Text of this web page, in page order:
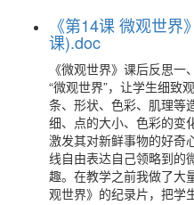
《第14课 微观世
课).doc
《微观世界》课后反思
“微观世界”，让学生细致
条、形状、色彩、肌理等
细、点的大小、色彩的变
激发其对新鲜事物的好奇
线自由表达自己领略到的
趣。在教学之前我做了大
观世界》的纪录片，把学